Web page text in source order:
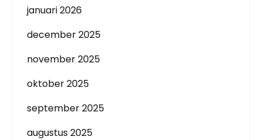
januari 2026
december 2025
november 2025
oktober 2025
september 2025
augustus 2025